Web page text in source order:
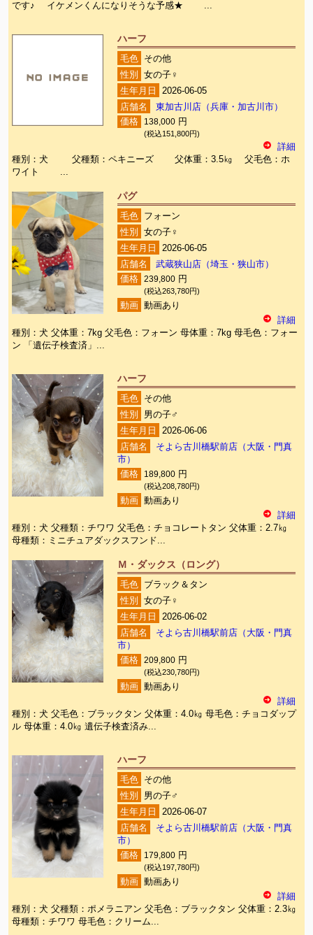
です♪ イケメンくんになりそうな予感★ ...
ハーフ
毛色
その他
性別
女の子♀
生年月日
2026-06-05
店舗名
東加古川店（兵庫・加古川市）
価格
138,000 円
(税込151,800円)
詳細
種別：犬 父種類：ペキニーズ 父体重：3.5㎏ 父毛色：ホ
ワイト ...
パグ
毛色
フォーン
性別
女の子♀
生年月日
2026-06-05
店舗名
武蔵狭山店（埼玉・狭山市）
価格 239,800 円
(税込263,780円)
動画
動画あり
詳細
種別：犬 父体重：7kg 父毛色：フォーン 母体重：7kg 母毛色：フォー
ン 「遺伝子検査済」...
ハーフ
毛色
その他
性別
男の子♂
生年月日
2026-06-06
店舗名
そよら古川橋駅前店（大阪・門真
市）
価格
189,800 円
(税込208,780円)
動画
動画あり
詳細
種別：犬 父種類：チワワ 父毛色：チョコレートタン 父体重：2.7㎏
母種類：ミニチュアダックスフンド...
Ｍ・ダックス（ロング）
毛色
ブラック＆タン
性別
女の子♀
生年月日
2026-06-02
店舗名
そよら古川橋駅前店（大阪・門真
市）
価格 209,800 円
(税込230,780円)
動画
動画あり
詳細
種別：犬 父毛色：ブラックタン 父体重：4.0㎏ 母毛色：チョコダップ
ル 母体重：4.0㎏ 遺伝子検査済み...
ハーフ
毛色
その他
性別
男の子♂
生年月日
2026-06-07
店舗名
そよら古川橋駅前店（大阪・門真
市）
価格
179,800 円
(税込197,780円)
動画
動画あり
詳細
種別：犬 父種類：ポメラニアン 父毛色：ブラックタン 父体重：2.3㎏
母種類：チワワ 母毛色：クリーム...